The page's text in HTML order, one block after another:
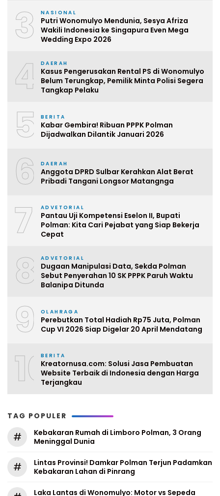
3 NASIONAL
Putri Wonomulyo Mendunia, Sesya Afriza
Wakili Indonesia ke Singapura Even Mega
Wedding Expo 2026
4 DAERAH
Kasus Pengerusakan Rental PS di Wonomulyo
Belum Terungkap, Pemilik Minta Polisi Segera
Tangkap Pelaku
5 BERITA
Kabar Gembira! Ribuan PPPK Polman
Dijadwalkan Dilantik Januari 2026
6 DAERAH
Anggota DPRD Sulbar Kerahkan Alat Berat
Pribadi Tangani Longsor Matangnga
7 ADVETORIAL
Pantau Uji Kompetensi Eselon II, Bupati
Polman: Kita Cari Pejabat yang Siap Bekerja
Cepat
8 ADVETORIAL
Dugaan Manipulasi Data, Sekda Polman
Sebut Penyerahan 10 SK PPPK Paruh Waktu
Balanipa Ditunda
9 OLAHRAGA
Perebutkan Total Hadiah Rp75 Juta, Polman
Cup VI 2026 Siap Digelar 20 April Mendatang
10BERITA
Kreatornusa.com: Solusi Jasa Pembuatan
Website Terbaik di Indonesia dengan Harga
Terjangkau
TAG POPULER
#
Kebakaran Rumah di Limboro Polman, 3 Orang
Meninggal Dunia
#
Lintas Provinsi! Damkar Polman Terjun Padamkan
Kebakaran Lahan di Pinrang
Laka Lantas di Wonomulyo: Motor vs Sepeda